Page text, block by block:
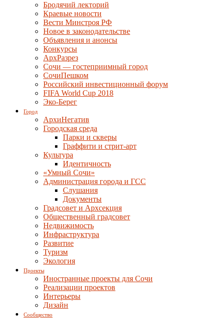
Бродячий лекторий
Краевые новости
Вести Минстроя РФ
Новое в законодательстве
Объявления и анонсы
Конкурсы
АрхРазрез
Сочи — гостеприимный город
СочиПешком
Российский инвестиционный форум
FIFA World Cup 2018
Эко-Берег
Город
АрхиНегатив
Городская среда
Парки и скверы
Граффити и стрит-арт
Культура
Идентичность
«Умный Сочи»
Администрация города и ГСС
Слушания
Документы
Градсовет и Архсекция
Общественный градсовет
Недвижимость
Инфраструктура
Развитие
Туризм
Экология
Проекты
Иностранные проекты для Сочи
Реализации проектов
Интерьеры
Дизайн
Сообщество